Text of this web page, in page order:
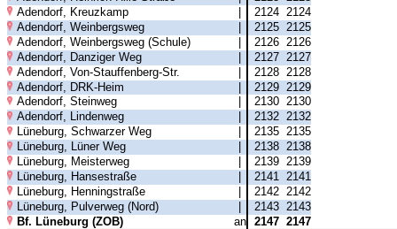
Adendorf, Kreuzkamp
2124 2124
Adendorf, Weinbergsweg
2125 2125
Adendorf, Weinbergsweg (Schule)
2126 2126
Adendorf, Danziger Weg
| 2127 2127
Adendorf, Von-Stauffenberg-Str.
| 2128 2128
Adendorf, DRK-Heim
| 2129 2129
Adendorf, Steinweg
2130 2130
Adendorf, Lindenweg
2132 2132
Lüneburg, Schwarzer Weg
2135 2135
Lüneburg, Lüner Weg
2138 2138
Lüneburg, Meisterweg
2139 2139
Lüneburg, Hansestraße
2141
2141
Lüneburg, Henningstraße
| 2142 2142
Lüneburg, Pulverweg (Nord)
| 2143 2143
Bf. Lüneburg (ZOB)
an 2147 2147